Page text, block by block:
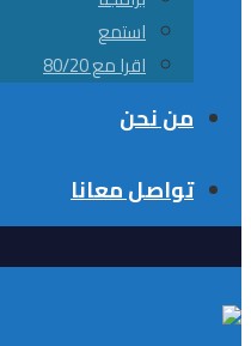
استمع
اقرا مع 80/20
من نحن
تواصل معانا